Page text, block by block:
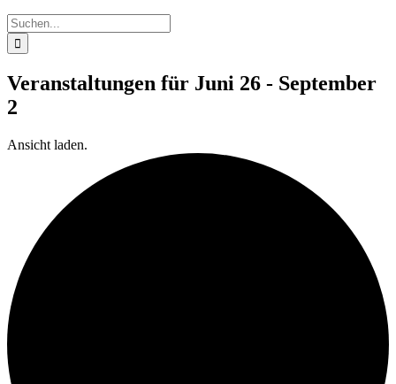
Suche
nach:
Veranstaltungen für Juni 26 - September
2
Ansicht laden.